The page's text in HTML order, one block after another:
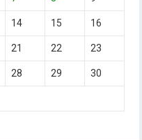
14 15 16
21 22 23
28 29 30